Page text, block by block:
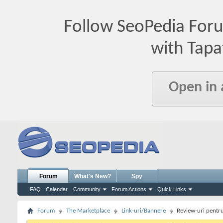
Follow SeoPedia
with
Open in
Forum
FAQ Calendar Community Forum Actions Quick Links
What's New? Spy
Forum The Marketplace Link-uri/Bannere Review-uri